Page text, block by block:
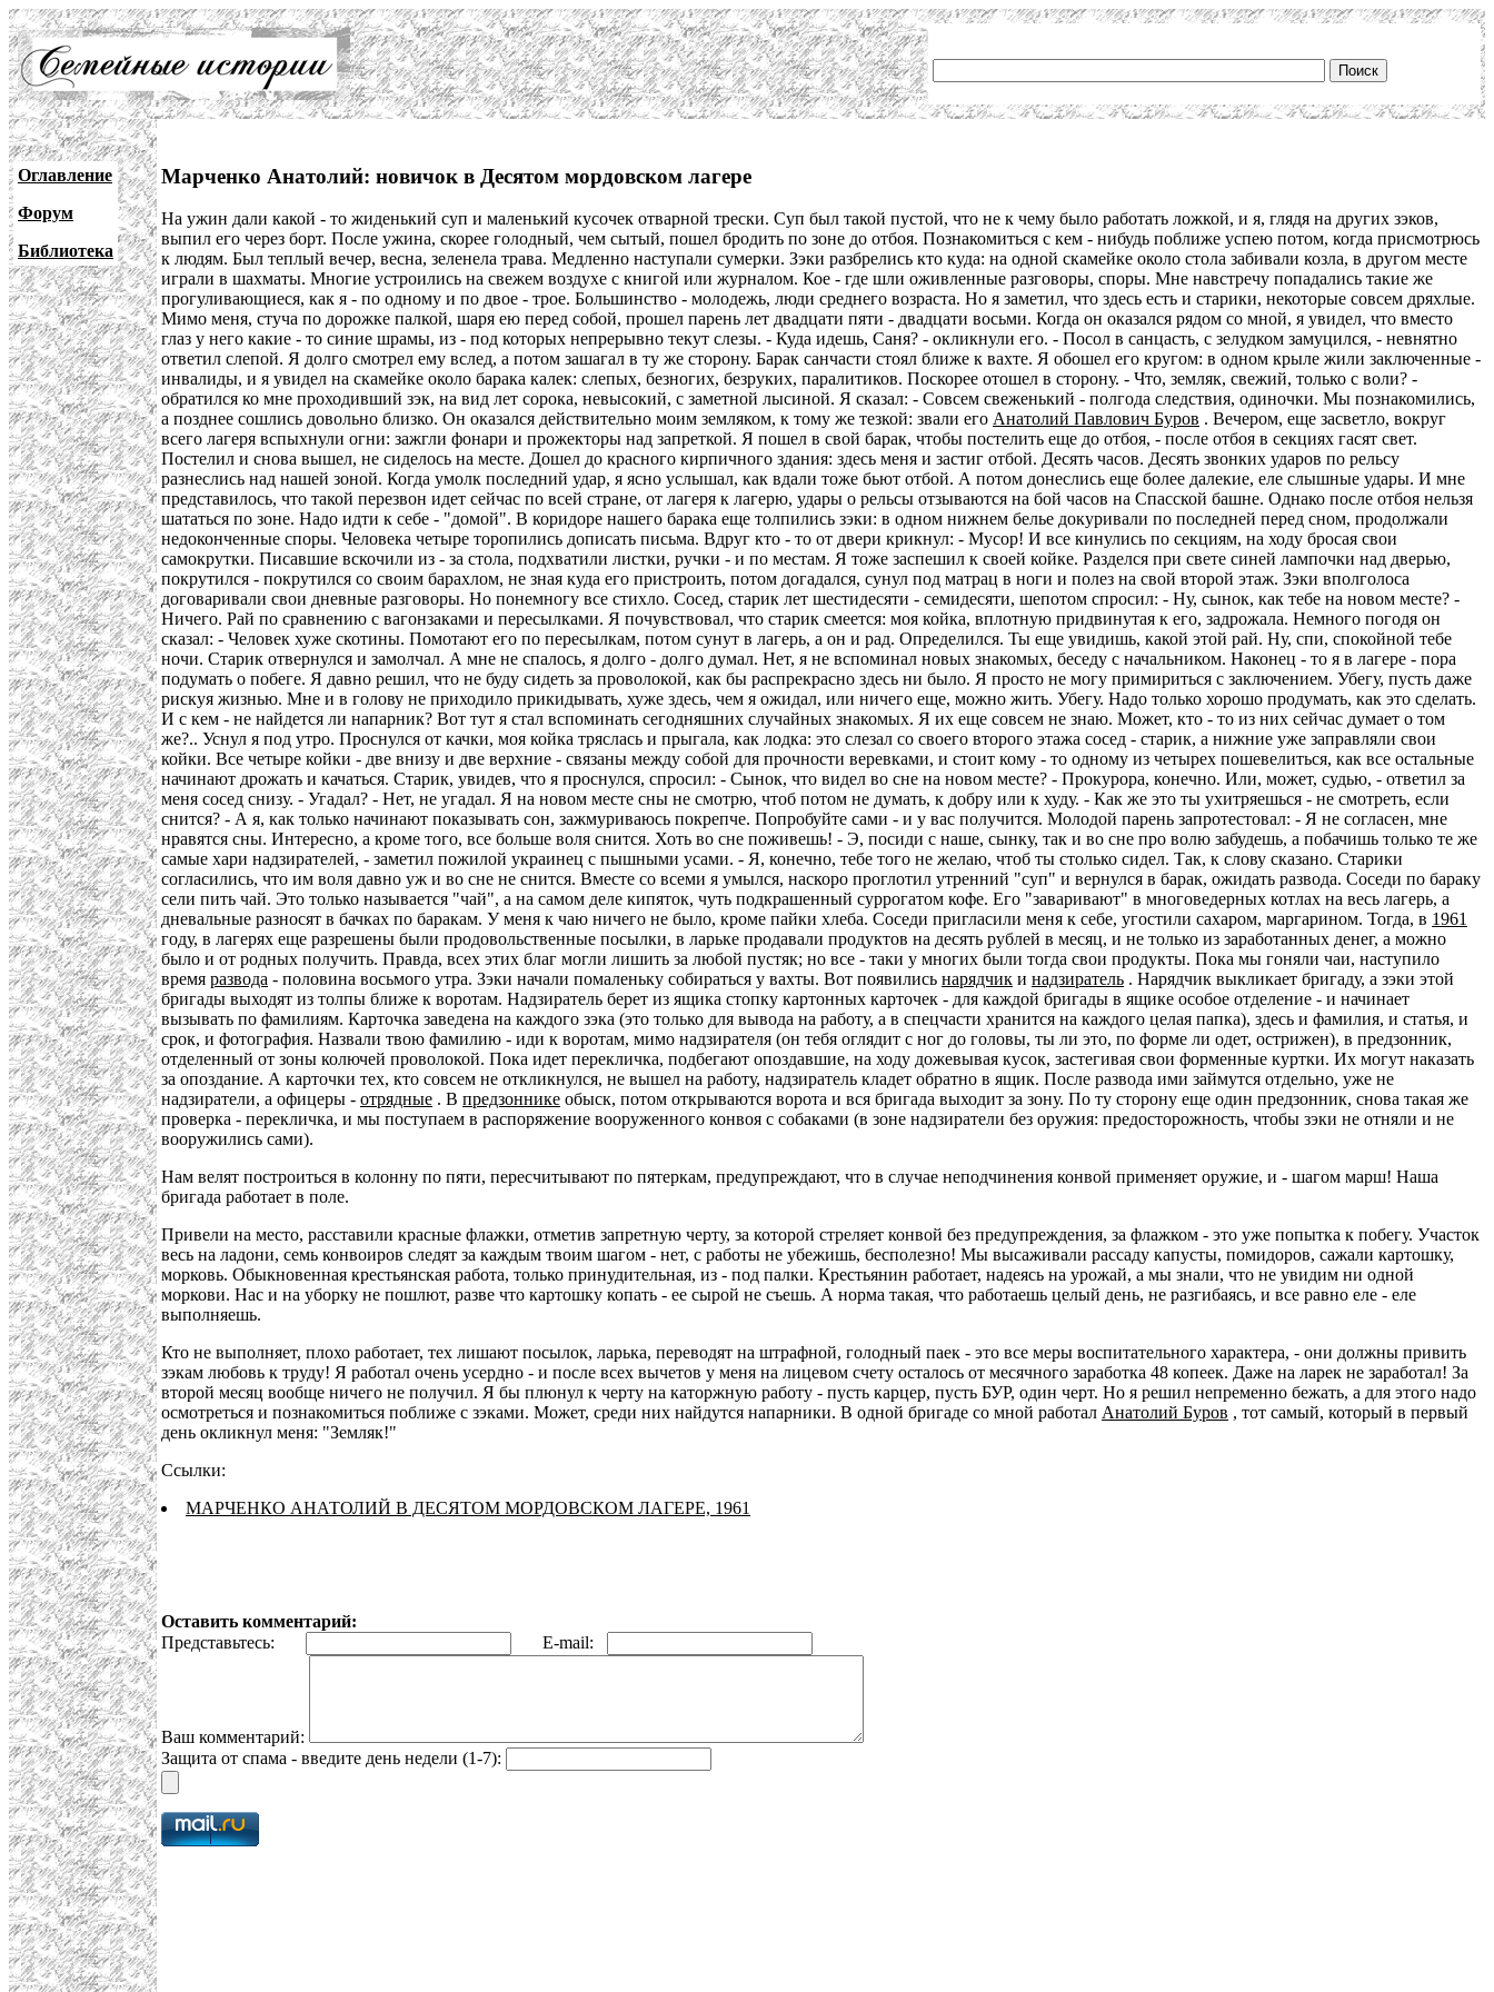
Оглавление
Форум
Библиотека
Марченко Анатолий: новичок в Десятом мордовском лагере
На ужин дали какой - то жиденький суп и маленький кусочек отварной трески. Суп был такой пустой, что не к чему было работать ложкой, и я, глядя на других зэков,
выпил его через борт. После ужина, скорее голодный, чем сытый, пошел бродить по зоне до отбоя. Познакомиться с кем - нибудь поближе успею потом, когда присмотрюсь
к людям. Был теплый вечер, весна, зеленела трава. Медленно наступали сумерки. Зэки разбрелись кто куда: на одной скамейке около стола забивали козла, в другом месте
играли в шахматы. Многие устроились на свежем воздухе с книгой или журналом. Кое - где шли оживленные разговоры, споры. Мне навстречу попадались такие же
прогуливающиеся, как я - по одному и по двое - трое. Большинство - молодежь, люди среднего возраста. Но я заметил, что здесь есть и старики, некоторые совсем дряхлые.
Мимо меня, стуча по дорожке палкой, шаря ею перед собой, прошел парень лет двадцати пяти - двадцати восьми. Когда он оказался рядом со мной, я увидел, что вместо
глаз у него какие - то синие шрамы, из - под которых непрерывно текут слезы. - Куда идешь, Саня? - окликнули его. - Посол в санцасть, с зелудком замуцился, - невнятно
ответил слепой. Я долго смотрел ему вслед, а потом зашагал в ту же сторону. Барак санчасти стоял ближе к вахте. Я обошел его кругом: в одном крыле жили заключенные -
инвалиды, и я увидел на скамейке около барака калек: слепых, безногих, безруких, паралитиков. Поскорее отошел в сторону. - Что, земляк, свежий, только с воли? -
обратился ко мне проходивший зэк, на вид лет сорока, невысокий, с заметной лысиной. Я сказал: - Совсем свеженький - полгода следствия, одиночки. Мы познакомились,
а позднее сошлись довольно близко. Он оказался действительно моим земляком, к тому же тезкой: звали его Анатолий Павлович Буров . Вечером, еще засветло, вокруг
всего лагеря вспыхнули огни: зажгли фонари и прожекторы над запреткой. Я пошел в свой барак, чтобы постелить еще до отбоя, - после отбоя в секциях гасят свет.
Постелил и снова вышел, не сиделось на месте. Дошел до красного кирпичного здания: здесь меня и застиг отбой. Десять часов. Десять звонких ударов по рельсу
разнеслись над нашей зоной. Когда умолк последний удар, я ясно услышал, как вдали тоже бьют отбой. А потом донеслись еще более далекие, еле слышные удары. И мне
представилось, что такой перезвон идет сейчас по всей стране, от лагеря к лагерю, удары о рельсы отзываются на бой часов на Спасской башне. Однако после отбоя нельзя
шататься по зоне. Надо идти к себе - "домой". В коридоре нашего барака еще толпились зэки: в одном нижнем белье докуривали по последней перед сном, продолжали
недоконченные споры. Человека четыре торопились дописать письма. Вдруг кто - то от двери крикнул: - Мусор! И все кинулись по секциям, на ходу бросая свои
самокрутки. Писавшие вскочили из - за стола, подхватили листки, ручки - и по местам. Я тоже заспешил к своей койке. Разделся при свете синей лампочки над дверью,
покрутился - покрутился со своим барахлом, не зная куда его пристроить, потом догадался, сунул под матрац в ноги и полез на свой второй этаж. Зэки вполголоса
договаривали свои дневные разговоры. Но понемногу все стихло. Сосед, старик лет шестидесяти - семидесяти, шепотом спросил: - Ну, сынок, как тебе на новом месте? -
Ничего. Рай по сравнению с вагонзаками и пересылками. Я почувствовал, что старик смеется: моя койка, вплотную придвинутая к его, задрожала. Немного погодя он
сказал: - Человек хуже скотины. Помотают его по пересылкам, потом сунут в лагерь, а он и рад. Определился. Ты еще увидишь, какой этой рай. Ну, спи, спокойной тебе
ночи. Старик отвернулся и замолчал. А мне не спалось, я долго - долго думал. Нет, я не вспоминал новых знакомых, беседу с начальником. Наконец - то я в лагере - пора
подумать о побеге. Я давно решил, что не буду сидеть за проволокой, как бы распрекрасно здесь ни было. Я просто не могу примириться с заключением. Убегу, пусть даже
рискуя жизнью. Мне и в голову не приходило прикидывать, хуже здесь, чем я ожидал, или ничего еще, можно жить. Убегу. Надо только хорошо продумать, как это сделать.
И с кем - не найдется ли напарник? Вот тут я стал вспоминать сегодняшних случайных знакомых. Я их еще совсем не знаю. Может, кто - то из них сейчас думает о том
же?.. Уснул я под утро. Проснулся от качки, моя койка тряслась и прыгала, как лодка: это слезал со своего второго этажа сосед - старик, а нижние уже заправляли свои
койки. Все четыре койки - две внизу и две верхние - связаны между собой для прочности веревками, и стоит кому - то одному из четырех пошевелиться, как все остальные
начинают дрожать и качаться. Старик, увидев, что я проснулся, спросил: - Сынок, что видел во сне на новом месте? - Прокурора, конечно. Или, может, судью, - ответил за
меня сосед снизу. - Угадал? - Нет, не угадал. Я на новом месте сны не смотрю, чтоб потом не думать, к добру или к худу. - Как же это ты ухитряешься - не смотреть, если
снится? - А я, как только начинают показывать сон, зажмуриваюсь покрепче. Попробуйте сами - и у вас получится. Молодой парень запротестовал: - Я не согласен, мне
нравятся сны. Интересно, а кроме того, все больше воля снится. Хоть во сне поживешь! - Э, посиди с наше, сынку, так и во сне про волю забудешь, а побачишь только те же
самые хари надзирателей, - заметил пожилой украинец с пышными усами. - Я, конечно, тебе того не желаю, чтоб ты столько сидел. Так, к слову сказано. Старики
согласились, что им воля давно уж и во сне не снится. Вместе со всеми я умылся, наскоро проглотил утренний "суп" и вернулся в барак, ожидать развода. Соседи по бараку
сели пить чай. Это только называется "чай", а на самом деле кипяток, чуть подкрашенный суррогатом кофе. Его "заваривают" в многоведерных котлах на весь лагерь, а
дневальные разносят в бачках по баракам. У меня к чаю ничего не было, кроме пайки хлеба. Соседи пригласили меня к себе, угостили сахаром, маргарином. Тогда, в 1961
году, в лагерях еще разрешены были продовольственные посылки, в ларьке продавали продуктов на десять рублей в месяц, и не только из заработанных денег, а можно
было и от родных получить. Правда, всех этих благ могли лишить за любой пустяк; но все - таки у многих были тогда свои продукты. Пока мы гоняли чаи, наступило
время развода - половина восьмого утра. Зэки начали помаленьку собираться у вахты. Вот появились нарядчик и надзиратель . Нарядчик выкликает бригаду, а зэки этой
бригады выходят из толпы ближе к воротам. Надзиратель берет из ящика стопку картонных карточек - для каждой бригады в ящике особое отделение - и начинает
вызывать по фамилиям. Карточка заведена на каждого зэка (это только для вывода на работу, а в спецчасти хранится на каждого целая папка), здесь и фамилия, и статья, и
срок, и фотография. Назвали твою фамилию - иди к воротам, мимо надзирателя (он тебя оглядит с ног до головы, ты ли это, по форме ли одет, острижен), в предзонник,
отделенный от зоны колючей проволокой. Пока идет перекличка, подбегают опоздавшие, на ходу дожевывая кусок, застегивая свои форменные куртки. Их могут наказать
за опоздание. А карточки тех, кто совсем не откликнулся, не вышел на работу, надзиратель кладет обратно в ящик. После развода ими займутся отдельно, уже не
надзиратели, а офицеры - отрядные . В предзоннике обыск, потом открываются ворота и вся бригада выходит за зону. По ту сторону еще один предзонник, снова такая же
проверка - перекличка, и мы поступаем в распоряжение вооруженного конвоя с собаками (в зоне надзиратели без оружия: предосторожность, чтобы зэки не отняли и не
вооружились сами).
Нам велят построиться в колонну по пяти, пересчитывают по пятеркам, предупреждают, что в случае неподчинения конвой применяет оружие, и - шагом марш! Наша
бригада работает в поле.
Привели на место, расставили красные флажки, отметив запретную черту, за которой стреляет конвой без предупреждения, за флажком - это уже попытка к побегу. Участок
весь на ладони, семь конвоиров следят за каждым твоим шагом - нет, с работы не убежишь, бесполезно! Мы высаживали рассаду капусты, помидоров, сажали картошку,
морковь. Обыкновенная крестьянская работа, только принудительная, из - под палки. Крестьянин работает, надеясь на урожай, а мы знали, что не увидим ни одной
моркови. Нас и на уборку не пошлют, разве что картошку копать - ее сырой не съешь. А норма такая, что работаешь целый день, не разгибаясь, и все равно еле - еле
выполняешь.
Кто не выполняет, плохо работает, тех лишают посылок, ларька, переводят на штрафной, голодный паек - это все меры воспитательного характера, - они должны привить
зэкам любовь к труду! Я работал очень усердно - и после всех вычетов у меня на лицевом счету осталось от месячного заработка 48 копеек. Даже на ларек не заработал! За
второй месяц вообще ничего не получил. Я бы плюнул к черту на каторжную работу - пусть карцер, пусть БУР, один черт. Но я решил непременно бежать, а для этого надо
осмотреться и познакомиться поближе с зэками. Может, среди них найдутся напарники. В одной бригаде со мной работал Анатолий Буров , тот самый, который в первый
день окликнул меня: "Земляк!"
Ссылки:
МАРЧЕНКО АНАТОЛИЙ В ДЕСЯТОМ МОРДОВСКОМ ЛАГЕРЕ, 1961
Оставить комментарий:
Представьтесь:
E-mail:
Ваш комментарий:
Защита от спама - введите день недели (1-7):